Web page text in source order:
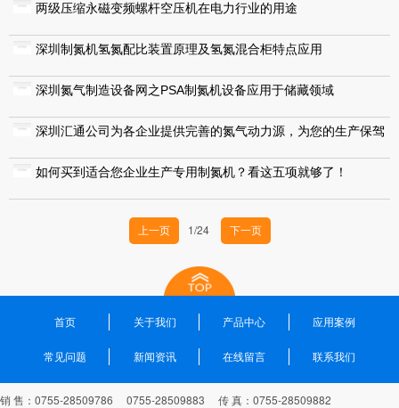
两级压缩永磁变频螺杆空压机在电力行业的用途
深圳制氮机氢氮配比装置原理及氢氮混合柜特点应用
深圳氮气制造设备网之PSA制氮机设备应用于储藏领域
深圳汇通公司为各企业提供完善的氮气动力源，为您的生产保驾
护航...
如何买到适合您企业生产专用制氮机？看这五项就够了！
上一页 1/24 下一页
首页 关于我们 产品中心 应用案例
常见问题 新闻资讯 在线留言 联系我们
销 售：0755-28509786 0755-28509883 传 真：0755-28509882